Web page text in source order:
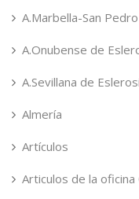
A.Marbella-San
A.Onubense de
A.Sevillana de
Almería
Artículos
Articulos de la oficina